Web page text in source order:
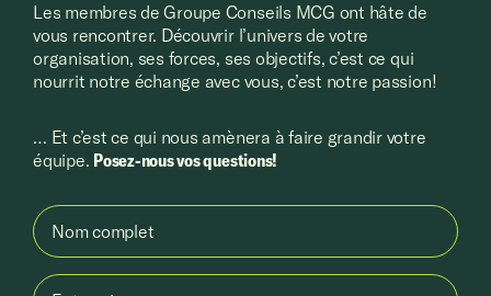
Les membres de Groupe Conseils MCG ont hâte de
vous rencontrer. Découvrir l’univers de votre
organisation, ses forces, ses objectifs, c’est ce qui
nourrit notre échange avec vous, c’est notre passion!
… Et c’est ce qui nous amènera à faire grandir votre
équipe. Posez-nous vos questions!
Nom complet
Entreprise